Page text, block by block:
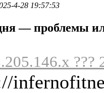
4-28 19:57:53
— проблемы
???